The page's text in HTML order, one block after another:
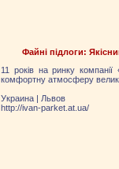
Файні підлоги:
11 років на ринку
комфортну атмосферу
Украина | Львов
http://ivan-parket.at.ua/